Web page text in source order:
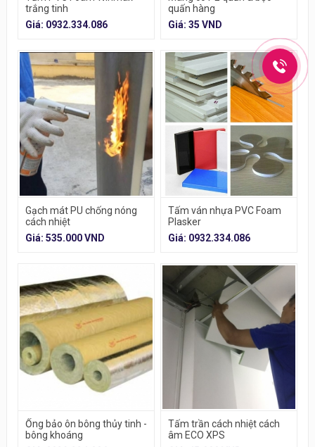
trắng tinh
Giá: 0932.334.086
quấn hàng
Giá: 35 VND
Gạch mát PU chống nóng
cách nhiệt
Giá: 535.000 VND
Tấm ván nhựa PVC Foam
Plasker
Giá: 0932.334.086
Ống bảo ôn bông thủy tinh -
bông khoáng
Tấm trần cách nhiệt cách
âm ECO XPS